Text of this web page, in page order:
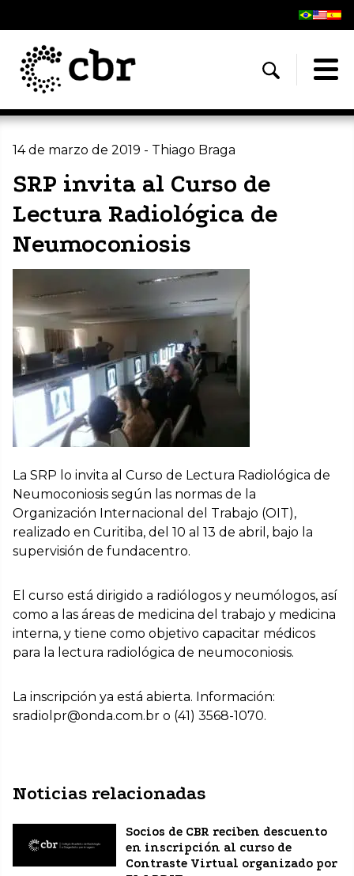
14 de marzo de 2019 - Thiago Braga
SRP invita al Curso de
Lectura Radiológica de
Neumoconiosis
La SRP lo invita al Curso de Lectura Radiológica de
Neumoconiosis según las normas de la
Organización Internacional del Trabajo (OIT),
realizado en Curitiba, del 10 al 13 de abril, bajo la
supervisión de fundacentro.
El curso está dirigido a radiólogos y neumólogos, así
como a las áreas de medicina del trabajo y medicina
interna, y tiene como objetivo capacitar médicos
para la lectura radiológica de neumoconiosis.
La inscripción ya está abierta. Información:
sradiolpr@onda.com.br o (41) 3568-1070.
Noticias relacionadas
Socios de CBR reciben descuento
en inscripción al curso de
Contraste Virtual organizado por